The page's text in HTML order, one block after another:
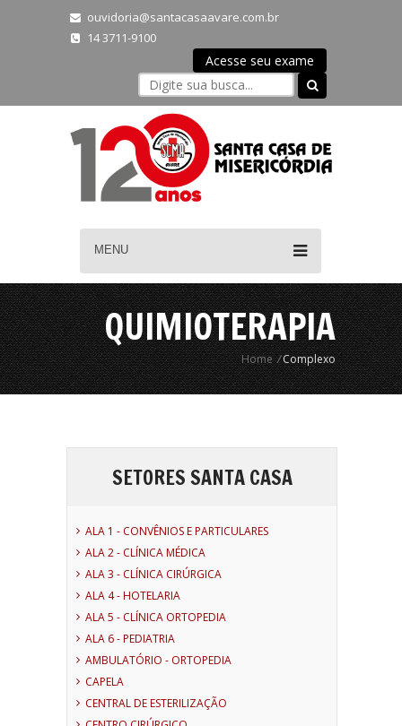
ouvidoria@santacasaavare.com.br
14 3711-9100
Acesse seu exame
MENU
QUIMIOTERAPIA
Home /Complexo
SETORES SANTA CASA
ALA 1 - CONVÊNIOS E PARTICULARES
ALA 2 - CLÍNICA MÉDICA
ALA 3 - CLÍNICA CIRÚRGICA
ALA 4 - HOTELARIA
ALA 5 - CLÍNICA ORTOPEDIA
ALA 6 - PEDIATRIA
AMBULATÓRIO - ORTOPEDIA
CAPELA
CENTRAL DE ESTERILIZAÇÃO